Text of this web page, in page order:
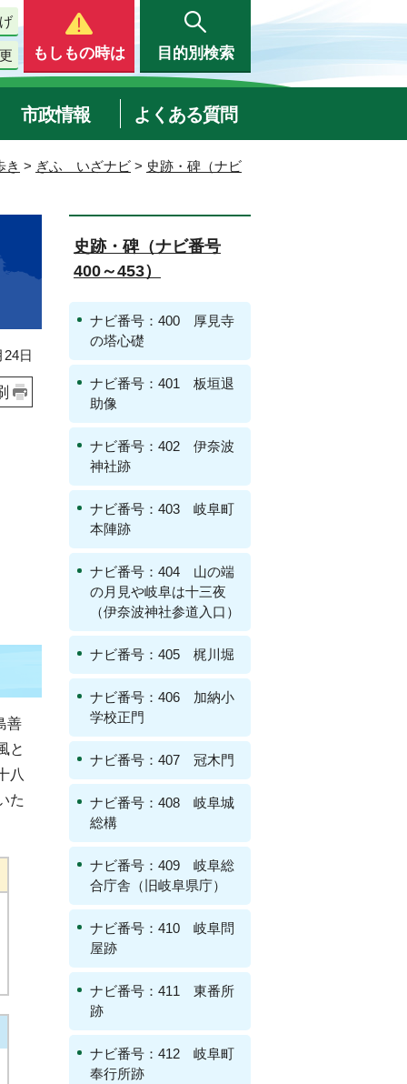
もしもの時は 目的別検索
市政情報 よくある質問
き > ぎふ いざナビ > 史跡・碑（ナビ
日
善
と
八
た
史跡・碑（ナビ番号
400～453）
ナビ番号：400 厚見寺
の塔心礎
ナビ番号：401 板垣退
助像
ナビ番号：402 伊奈波
神社跡
ナビ番号：403 岐阜町
本陣跡
ナビ番号：404 山の端
の月見や岐阜は十三夜
（伊奈波神社参道入口）
ナビ番号：405 梶川堀
ナビ番号：406 加納小
学校正門
ナビ番号：407 冠木門
ナビ番号：408 岐阜城
総構
ナビ番号：409 岐阜総
合庁舎（旧岐阜県庁）
ナビ番号：410 岐阜問
屋跡
ナビ番号：411 東番所
跡
ナビ番号：412 岐阜町
奉行所跡